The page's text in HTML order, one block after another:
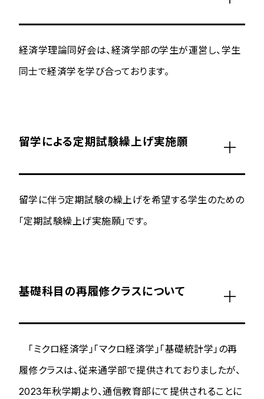
経済学理論同好会は、経済学部の学生が運営し、学生
同士で経済学を学び合っております。
留学による定期試験繰上げ実施願
留学に伴う定期試験の繰上げを希望する学生のための
「定期試験繰上げ実施願」です。
基礎科目の再履修クラスについて
「ミクロ経済学」「マクロ経済学」「基礎統計学」の再
履修クラスは、従来通学部で提供されておりましたが、
2023年秋学期より、通信教育部にて提供されることに